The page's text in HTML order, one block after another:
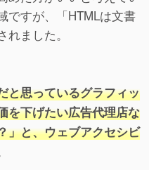
ですが、「HTMLは文書
ました。
と思っているグラフィッ
を下げたい広告代理店な
」と、ウェブアクセシビ